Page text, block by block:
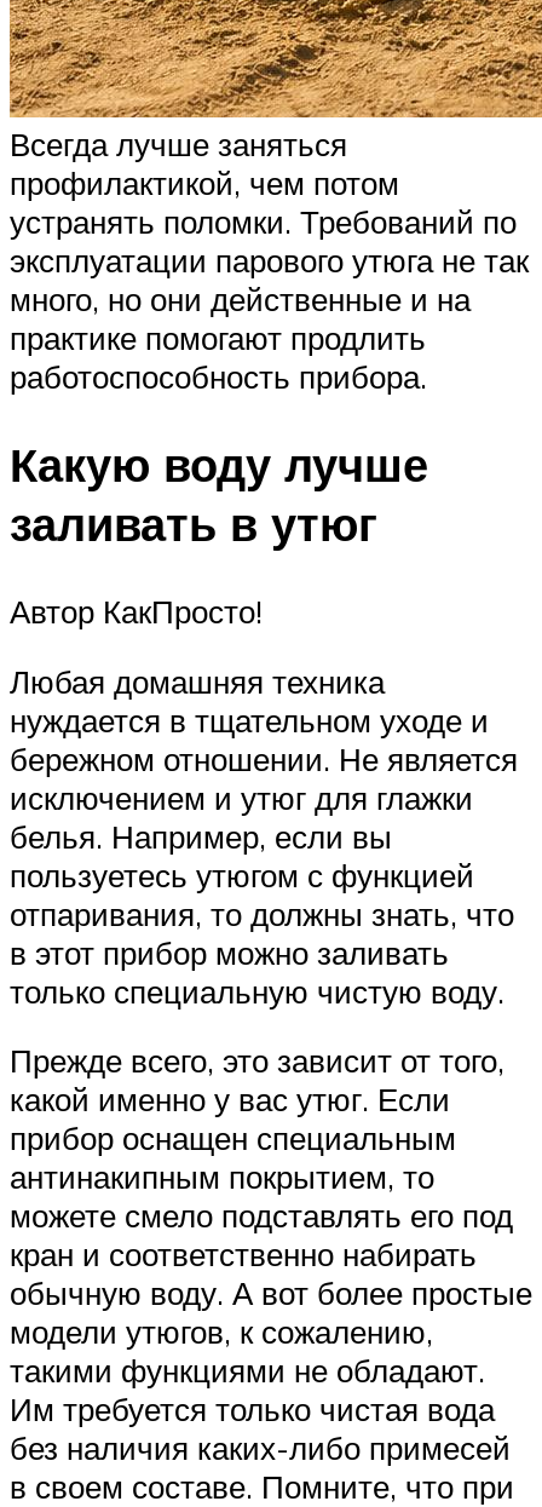
Всегда лучше заняться
профилактикой, чем потом
устранять поломки. Требований по
эксплуатации парового утюга не так
много, но они действенные и на
практике помогают продлить
работоспособность прибора.
Какую воду лучше
заливать в утюг
Автор КакПросто!
Любая домашняя техника
нуждается в тщательном уходе и
бережном отношении. Не является
исключением и утюг для глажки
белья. Например, если вы
пользуетесь утюгом с функцией
отпаривания, то должны знать, что
в этот прибор можно заливать
только специальную чистую воду.
Прежде всего, это зависит от того,
какой именно у вас утюг. Если
прибор оснащен специальным
антинакипным покрытием, то
можете смело подставлять его под
кран и соответственно набирать
обычную воду. А вот более простые
модели утюгов, к сожалению,
такими функциями не обладают.
Им требуется только чистая вода
без наличия каких-либо примесей
в своем составе. Помните, что при